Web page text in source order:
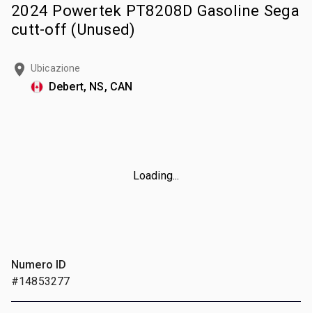
2024 Powertek PT8208D Gasoline Sega
cutt-off (Unused)
Ubicazione
Debert, NS, CAN
Loading...
Numero ID
#14853277